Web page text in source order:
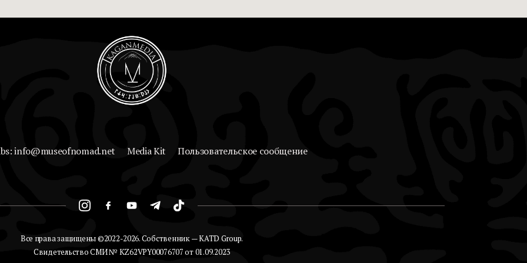
info@museofnomad.net Media Kit Пользовательское сообщение
Все права защищены ©2022-2026. Собственник — KATD Group.
Свидетельство СМИ № KZ62VPY00076707 от 01.09.2023